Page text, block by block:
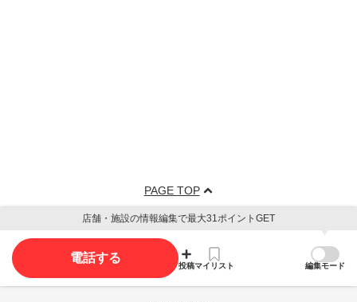
PAGE TOP
店舗・施設の情報編集で最大31ポイントGET
電話する
投稿マイリスト 編集モード